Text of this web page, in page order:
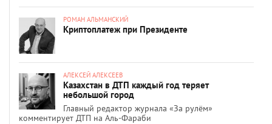
РОМАН АЛЬМАНСКИЙ
Криптоплатеж при Президенте
АЛЕКСЕЙ АЛЕКСЕЕВ
Казахстан в ДТП каждый год теряет
небольшой город
Главный редактор журнала «За рулём»
комментирует ДТП на Аль-Фараби